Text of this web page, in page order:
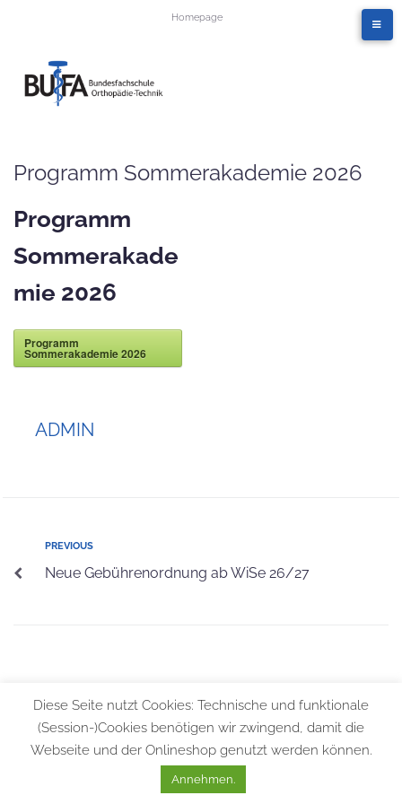
Homepage
Programm Sommerakademie 2026
Programm
Sommerakade
mie 2026
Programm
Sommerakademie 2026
ADMIN
PREVIOUS
Neue Gebührenordnung ab WiSe 26/27
Geschäftsbedingungen|Datenschutzerklärung|Impressum
Diese Seite nutzt Cookies: Technische und funktionale
(Session-)Cookies benötigen wir zwingend, damit die
Webseite und der Onlineshop genutzt werden können.
Annehmen.